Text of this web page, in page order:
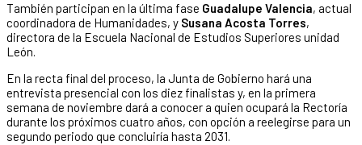
También participan en la última fase Guadalupe Valencia, actual
coordinadora de Humanidades, y Susana Acosta Torres,
directora de la Escuela Nacional de Estudios Superiores unidad
León.
En la recta final del proceso, la Junta de Gobierno hará una
entrevista presencial con los diez finalistas y, en la primera
semana de noviembre dará a conocer a quien ocupará la Rectoría
durante los próximos cuatro años, con opción a reelegirse para un
segundo periodo que concluiría hasta 2031.